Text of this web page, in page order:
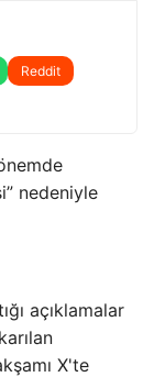
Reddit
nedeniyle
açıklamalar
X'te